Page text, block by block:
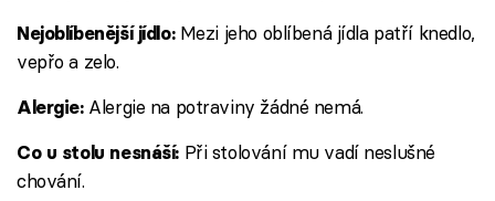
Nejoblíbenější jídlo: Mezi jeho oblíbená jídla patří knedlo,
vepřo a zelo.
Alergie: Alergie na potraviny žádné nemá.
Co u stolu nesnáší:Při stolování mu vadí neslušné
chování.